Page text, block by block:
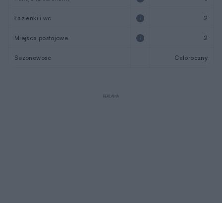
Łazienki i wc 2
Miejsca postojowe 2
Sezonowość Całoroczny
REKLAMA